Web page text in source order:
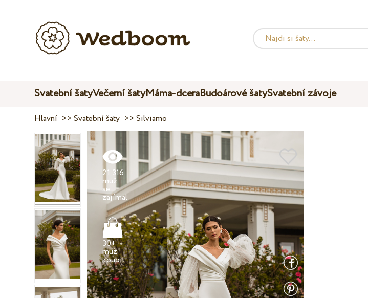
Svatební šatyVečerní šatyMáma-dceraBudoárové šatySvatební závoje
Hlavní >>Svatební šaty >>Silviamo
21 316
muž
se
30+
muž
koupil